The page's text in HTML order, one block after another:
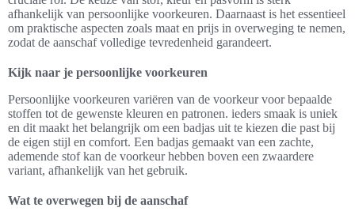
afhankelijk van persoonlijke voorkeuren. Daarnaast is het essentieel
om praktische aspecten zoals maat en prijs in overweging te nemen,
zodat de aanschaf volledige tevredenheid garandeert.
Kijk naar je persoonlijke voorkeuren
Persoonlijke voorkeuren variëren van de voorkeur voor bepaalde
stoffen tot de gewenste kleuren en patronen. ieders smaak is uniek
en dit maakt het belangrijk om een badjas uit te kiezen die past bij
de eigen stijl en comfort. Een badjas gemaakt van een zachte,
ademende stof kan de voorkeur hebben boven een zwaardere
variant, afhankelijk van het gebruik.
Wat te overwegen bij de aanschaf